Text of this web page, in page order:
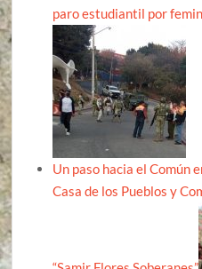
paro estudiantil por
Un paso hacia el Común
Casa de los Pueblos y